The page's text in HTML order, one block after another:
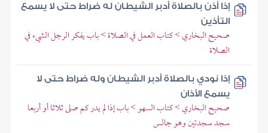
إذا أذن بالصلاة أدبر الشيطان له ضراط حتى لا يسمع
التأذين
صحيح البخاري > كتاب العمل في الصلاة > باب يفكر الرجل الشيء في
الصلاة
إذا نودي بالصلاة أدبر الشيطان وله ضراط حتى لا
يسمع الأذان
صحيح البخاري > كتاب السهو > باب إذا لم يدر كم صلى ثلاثا أو أربعا
سجد سجدتين وهو جالس